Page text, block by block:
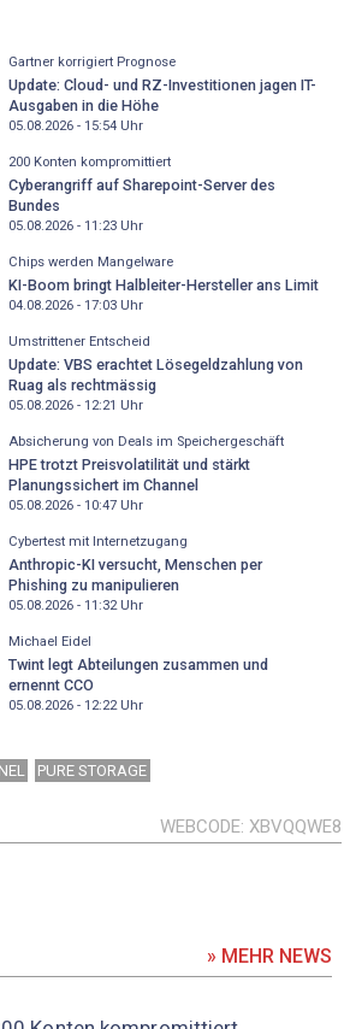
Gartner korrigiert Prognose
Update: Cloud- und RZ-Investitionen jagen IT-
Ausgaben in die Höhe
05.08.2026 - 15:54Uhr
200 Konten kompromittiert
Cyberangriff auf Sharepoint-Server des
Bundes
05.08.2026 - 11:23Uhr
Chips werden Mangelware
KI-Boom bringt Halbleiter-Hersteller ans Limit
04.08.2026 - 17:03Uhr
Umstrittener Entscheid
Update: VBS erachtet Lösegeldzahlung von
Ruag als rechtmässig
05.08.2026 - 12:21 Uhr
Absicherung von Deals im Speichergeschäft
HPE trotzt Preisvolatilität und stärkt
Planungssichert im Channel
05.08.2026 - 10:47Uhr
Cybertest mit Internetzugang
Anthropic-KI versucht, Menschen per
Phishing zu manipulieren
05.08.2026 - 11:32Uhr
Michael Eidel
Twint legt Abteilungen zusammen und
ernennt CCO
05.08.2026 - 12:22Uhr
PURE STORAGE
WEBCODE XBVQQWE8
» MEHR NEWS